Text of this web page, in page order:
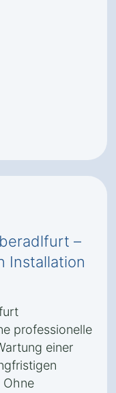
–
Installation
professionelle
einer
Ohne